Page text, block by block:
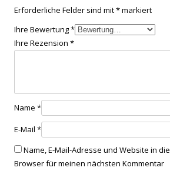
Erforderliche Felder sind mit*markiert
Ihre Bewertung*
Ihre Rezension*
Name*
E-Mail*
Name, E-Mail-Adresse und Website in
Browser für meinen nächsten Kommentar